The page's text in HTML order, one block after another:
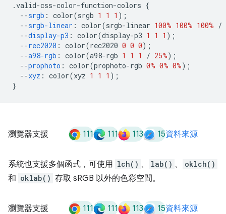
.valid-css-color-function-colors {
--srgb : color(srgb 1 1 1 );
--srgb-linear : color(srgb-linear 100% 100% 100% /
--display-p3 : color(display-p3 1 1 1 );
--rec2020 : color(rec2020 0 0 0);
--a98-rgb : color(a98-rgb 1 1 1 / 25%);
--prophoto : color(prophoto-rgb 0% 0% 0%);
--xyz : color(xyz 1 1 1 );
}
瀏覽器支援 111 111 113 15資料來源
系統也支援多個函式，可使用 lch() 、 lab() 、 oklch()
和 oklab() 存取 sRGB 以外的色彩空間。
瀏覽器支援 111 111 113 15資料來源